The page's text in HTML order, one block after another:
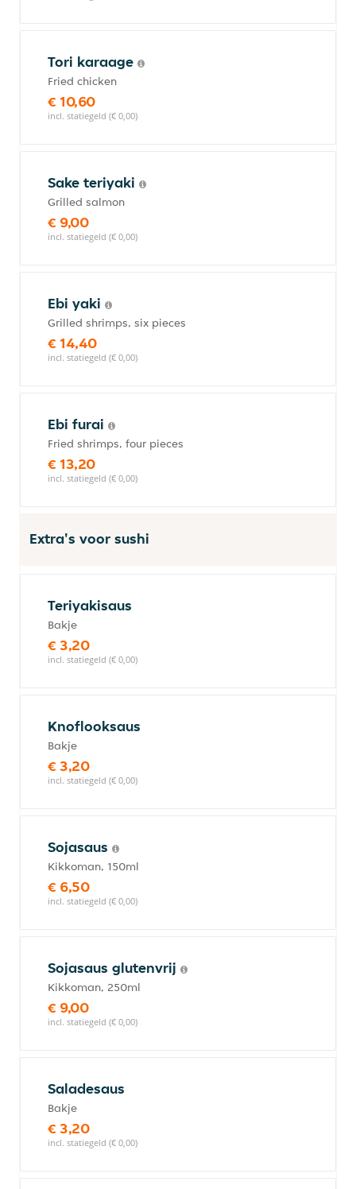
Tori karaage
Fried chicken
€ 10,60
incl. statiegeld (€ 0,00)
Sake teriyaki
Grilled salmon
€ 9,00
incl. statiegeld (€ 0,00)
Ebi yaki
Grilled shrimps, six pieces
€ 14,40
incl. statiegeld (€ 0,00)
Ebi furai
Fried shrimps, four pieces
€ 13,20
incl. statiegeld (€ 0,00)
Extra's voor sushi
Teriyakisaus
Bakje
€ 3,20
incl. statiegeld (€ 0,00)
Knoflooksaus
Bakje
€ 3,20
incl. statiegeld (€ 0,00)
Sojasaus
Kikkoman, 150ml
€ 6,50
incl. statiegeld (€ 0,00)
Sojasaus glutenvrij
Kikkoman, 250ml
€ 9,00
incl. statiegeld (€ 0,00)
Saladesaus
Bakje
€ 3,20
incl. statiegeld (€ 0,00)